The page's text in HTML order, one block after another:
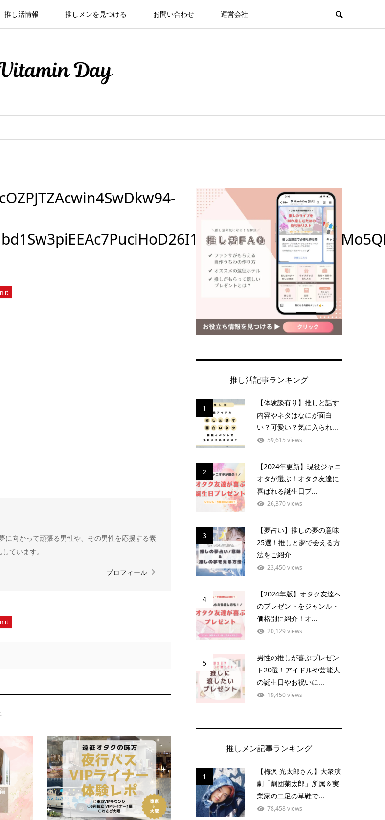
推し活情報 推しメンを見つける お問い合わせ 運営会社
it
向かって頑張る男性や、その男性を応援する素
ています。
プロフィール
it
推し活記事ランキング
1
【体験談有り】推しと話す
内容やネタはなにが面白
い？可愛い？気に入られ...
59,615 views
2
【2024年更新】現役ジャニ
オタが選ぶ！オタク友達に
喜ばれる誕生日プ...
26,370 views
3
【夢占い】推しの夢の意味
25選！推しと夢で会える方
法をご紹介
23,450 views
4
【2024年版】オタク友達へ
のプレゼントをジャンル・
価格別に紹介！オ...
20,129 views
5
男性の推しが喜ぶプレゼン
ト20選！アイドルや芸能人
の誕生日やお祝いに...
19,450 views
推しメン記事ランキング
1
【梅沢 光太郎さん】大衆演
劇「劇団菊太郎」所属＆実
業家の二足の草鞋で...
78,458 views